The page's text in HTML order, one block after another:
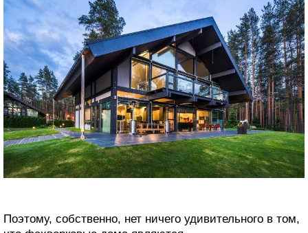
Поэтому, собственно, нет ничего удивительного в том,